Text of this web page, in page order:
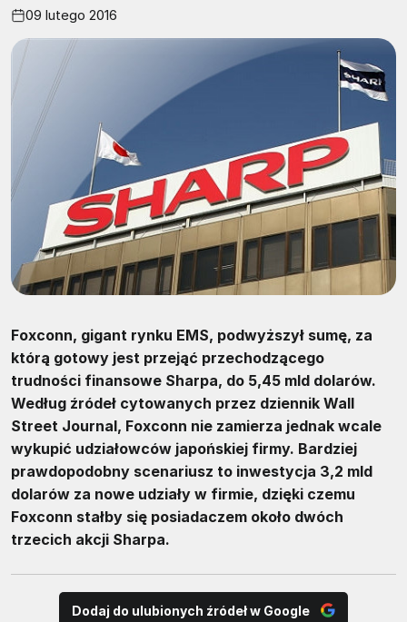
09 lutego 2016
Foxconn, gigant rynku EMS, podwyższył sumę, za
którą gotowy jest przejąć przechodzącego
trudności finansowe Sharpa, do 5,45 mld dolarów.
Według źródeł cytowanych przez dziennik Wall
Street Journal, Foxconn nie zamierza jednak wcale
wykupić udziałowców japońskiej firmy. Bardziej
prawdopodobny scenariusz to inwestycja 3,2 mld
dolarów za nowe udziały w firmie, dzięki czemu
Foxconn stałby się posiadaczem około dwóch
trzecich akcji Sharpa.
Dodaj do ulubionych źródeł w Google